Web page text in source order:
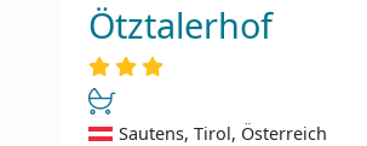
Ötztalerhof
Sautens, Tirol, Österreich